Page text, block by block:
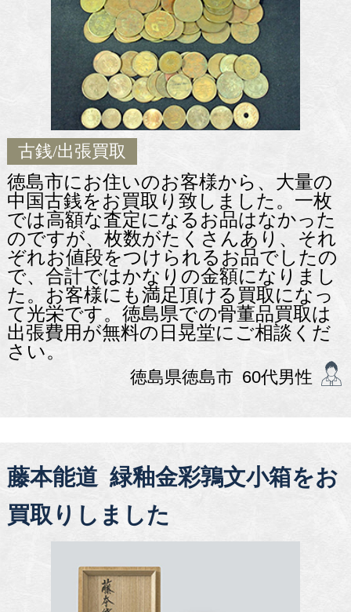
古銭/出張買取
徳島市にお住いのお客様から、大量の
中国古銭をお買取り致しました。一枚
では高額な査定になるお品はなかった
のですが、枚数がたくさんあり、それ
ぞれお値段をつけられるお品でしたの
で、合計ではかなりの金額になりまし
た。お客様にも満足頂ける買取になっ
て光栄です。徳島県での骨董品買取は
出張費用が無料の日晃堂にご相談くだ
さい。
徳島県徳島市 60代男性
藤本能道 緑釉金彩鶉文小箱をお
買取りしました